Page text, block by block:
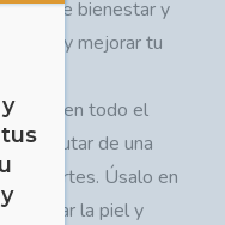
de bienestar y
estrés y mejorar tu
en todo el
disfrutar de una
partes. Úsalo en
la piel y